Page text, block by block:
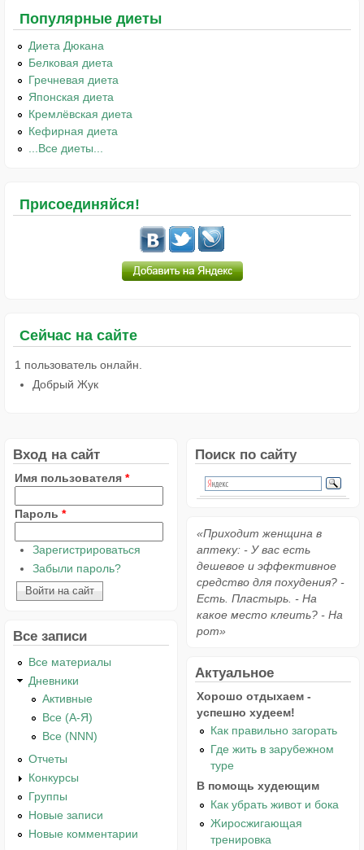
Популярные диеты
Диета Дюкана
Белковая диета
Гречневая диета
Японская диета
Кремлёвская диета
Кефирная диета
...Все диеты...
Присоединяйся!
Сейчас на сайте
1 пользователь онлайн.
Добрый Жук
Вход на сайт
Имя пользователя *
Пароль *
Зарегистрироваться
Забыли пароль?
Все записи
Все материалы
Дневники
Активные
Все (А-Я)
Все (NNN)
Отчеты
Конкурсы
Группы
Новые записи
Новые комментарии
Поиск по сайту
«Приходит женщина в
аптеку: - У вас есть
дешевое и эффективное
средство для похудения? -
Есть. Пластырь. - На
какое место клеить? - На
рот»
Актуальное
Хорошо отдыхаем -
успешно худеем!
Как правильно загорать
Где жить в зарубежном
туре
В помощь худеющим
Как убрать живот и бока
Жиросжигающая
тренировка